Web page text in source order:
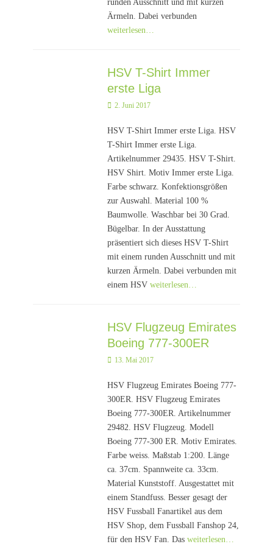
runden Ausschnitt und mit kurzen
Ärmeln. Dabei verbunden
weiterlesen…
HSV T-Shirt Immer
erste Liga
Posted
2. Juni 2017
HSV T-Shirt Immer erste Liga. HSV
T-Shirt Immer erste Liga.
Artikelnummer 29435. HSV T-Shirt.
HSV Shirt. Motiv Immer erste Liga.
Farbe schwarz. Konfektionsgrößen
zur Auswahl. Material 100 %
Baumwolle. Waschbar bei 30 Grad.
Bügelbar. In der Ausstattung
präsentiert sich dieses HSV T-Shirt
mit einem runden Ausschnitt und mit
kurzen Ärmeln. Dabei verbunden mit
einem HSVweiterlesen…
HSV Flugzeug Emirates
Boeing 777-300ER
Posted
13. Mai 2017
HSV Flugzeug Emirates Boeing 777-
300ER. HSV Flugzeug Emirates
Boeing 777-300ER. Artikelnummer
29482. HSV Flugzeug. Modell
Boeing 777-300 ER. Motiv Emirates.
Farbe weiss. Maßstab 1:200. Länge
ca. 37cm. Spannweite ca. 33cm.
Material Kunststoff. Ausgestattet mit
einem Standfuss. Besser gesagt der
HSV Fussball Fanartikel aus dem
HSV Shop, dem Fussball Fanshop 24,
für den HSV Fan. Dasweiterlesen…